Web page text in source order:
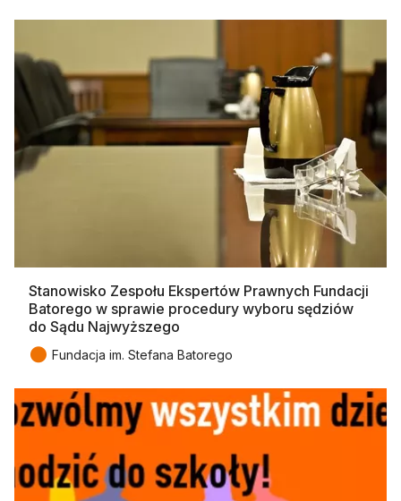
Stanowisko Zespołu Ekspertów Prawnych Fundacji
Batorego w sprawie procedury wyboru sędziów
do Sądu Najwyższego
● Fundacja im. Stefana Batorego